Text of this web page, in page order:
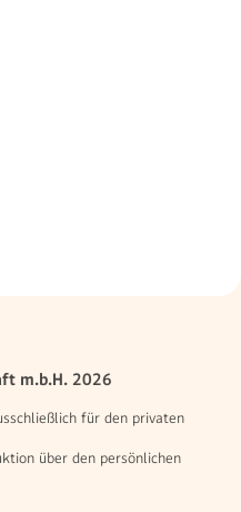
m.b.H. 2026
für den privaten
über den persönlichen